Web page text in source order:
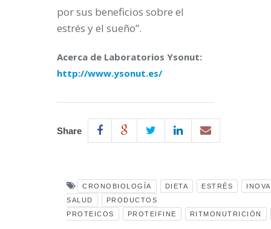
por sus beneficios sobre el
estrés y el sueño”.
Acerca de Laboratorios Ysonut:
http://www.ysonut.es/
Share
CRONOBIOLOGÍA DIETA ESTRÉS
SALUD
PRODUCTOS
PROTEICOS
PROTEIFINE RITMONUTRICIÓN